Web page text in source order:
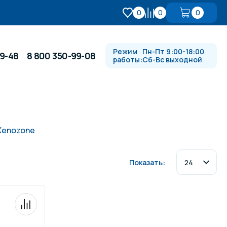
0 0 0
Водопады, водяные пушки и
48 8 800 350-99-08
Режим
работы:
Пн-Пт 9:00-18:00
Сб-Вс выходной
Показать: